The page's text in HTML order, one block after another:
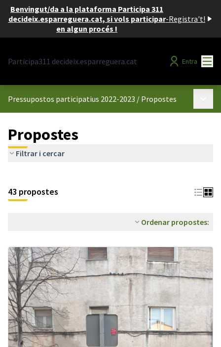
Benvingut/da a la plataforma Participa 311
decideix.esparreguera.cat, si vols participar
en algun procés !
-Registra't!
Participa311 decideix.esparreguera.cat Entra
Pressupostos participatius 2022-2023 / Propostes
Propostes
Filtrar i cercar
43 propostes
Ordenar propostes: